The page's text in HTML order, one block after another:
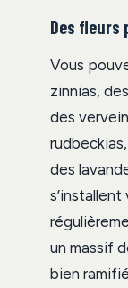
Des fleurs
Vous
zinnias,
des
des
un massif
bien